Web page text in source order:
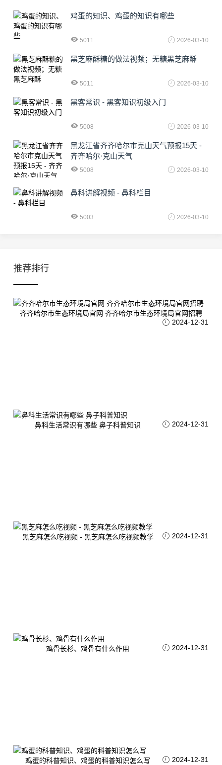
鸡蛋的知识、鸡蛋的知识有哪些
5011 2026-03-10
黑芝麻酥糖的做法视频；无糖黑芝麻酥
5011 2026-03-10
黑客常识 - 黑客知识初级入门
5008 2026-03-10
黑龙江省齐齐哈尔市克山天气预报15天 -
齐齐哈尔·克山天气
5008 2026-03-10
鼻科讲解视频 - 鼻科栏目
5003 2026-03-10
推荐排行
齐齐哈尔市生态环境局官网 齐齐哈尔市生态环境局官网招聘
2024-12-31
鼻科生活常识有哪些 鼻子科普知识 2024-12-31
黑芝麻怎么吃视频 - 黑芝麻怎么吃视频教学 2024-12-31
鸡骨长杉、鸡骨有什么作用 2024-12-31
鸡蛋的科普知识、鸡蛋的科普知识怎么写 2024-12-31